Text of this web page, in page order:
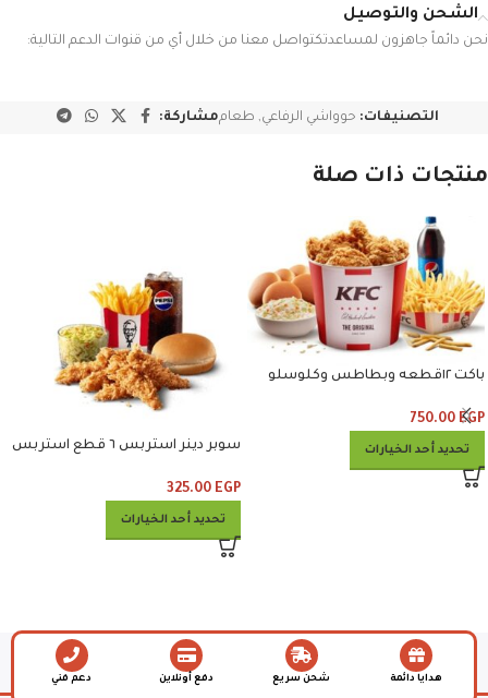
الشحن والتوصيل
نحن دائماً جاهزون لمساعدتكتواصل معنا من خلال أي من قنوات الدعم التالية:
التصنيفات: حوواشي الرفاعي, طعاممشاركة:
منتجات ذات صلة
باكت ١٢قطعه وبطاطس وكلوسلو
750.00 EGP
تحديد أحد الخيارات
سوبر دينر استربس ٦ قطع استربس
325.00 EGP
تحديد أحد الخيارات
هدايا دائمة شحن سريع دفع أونلاين دعم فني